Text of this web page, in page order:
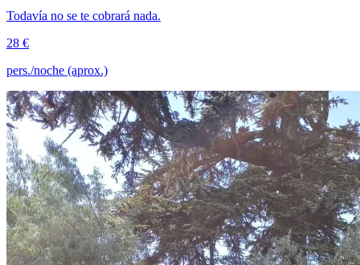
Todavía no se te cobrará nada.
28 €
pers./noche (aprox.)